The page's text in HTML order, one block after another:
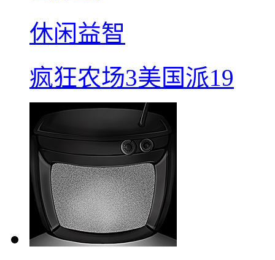
休闲益智
疯狂农场3美国派19